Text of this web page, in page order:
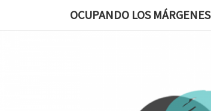
OCUPANDO LOS MÁRGENES